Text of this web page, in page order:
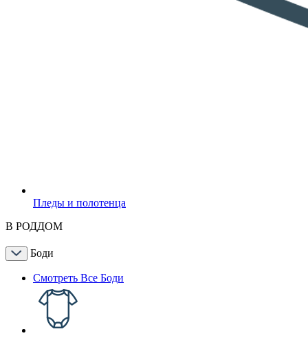
Пледы и полотенца
В РОДДОМ
Боди
Смотреть Все Боди